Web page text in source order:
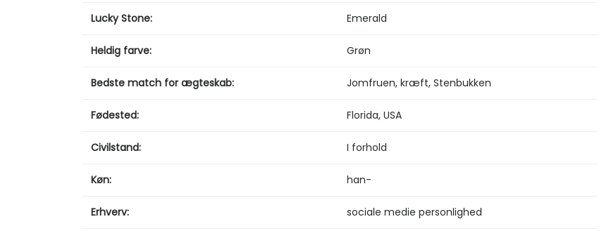
Lucky Stone: Emerald
Heldig farve: Grøn
Bedste match for ægteskab: Jomfruen, kræft, Stenbukken
Fødested: Florida, USA
Civilstand: I forhold
Køn: han-
Erhverv: sociale medie personlighed